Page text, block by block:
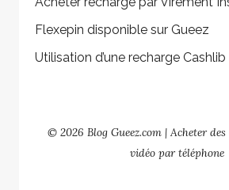
Flexepin disponible sur Gueez
Utilisation d’une recharge
© 2026 Blog Gueez.com | Acheter
vidéo par téléphone